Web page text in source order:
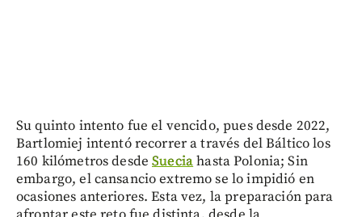
Su quinto intento fue el vencido, pues desde 2022,
Bartlomiej intentó recorrer a través del Báltico los
160 kilómetros desdeSueciahasta Polonia; Sin
embargo, el cansancio extremo se lo impidió en
ocasiones anteriores. Esta vez, la preparación para